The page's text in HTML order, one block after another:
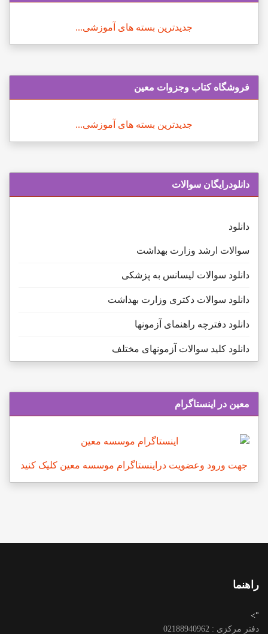
جدیدترین بسته های آموزشی...
فروشگاه کتاب وجزوات معین
جدیدترین بسته های آموزشی...
دانلودرایگان سوالات
دانلود
سوالات ارشد وزارت بهداشت
دانلود سوالات لیسانس به پزشکی
دانلود سوالات دکتری وزارت بهداشت
دانلود دفترچه راهنمای آزمونها
دانلود کلید سوالات آزمونهای مختلف
معین در اینستاگرام
جهت ورود وعضویت دراینستاگرام موسسه معین کلیک کنید
راهنما
">
دفتر مرکزی : 02188940962